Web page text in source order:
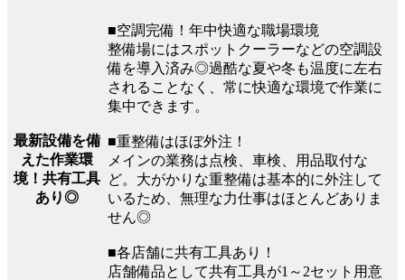
最新設備を備
えた作業環
境！共有工具
あり◎
■空調完備！年中快適な職場環境
整備場にはスポットクーラーなどの空調設
備を導入済み◎過酷な夏や冬も温度に左右
されることなく、常に快適な環境で作業に
集中できます。
■重整備はほぼ外注！
メインの業務は点検、車検、用品取付な
ど。大がかりな重整備は基本的に外注して
いるため、無理な力仕事はほとんどありま
せん◎
■各店舗に共有工具あり！
店舗備品として共有工具が1～2セット用意